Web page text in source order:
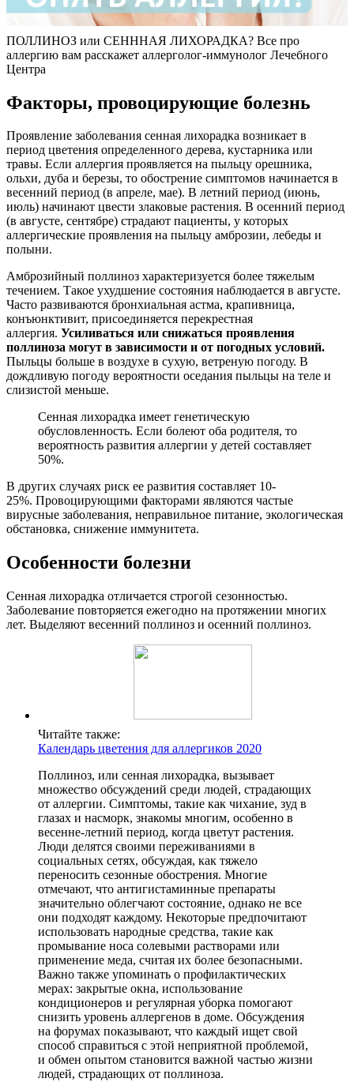
ПОЛЛИНОЗ или СЕНННАЯ ЛИХОРАДКА? Все про
аллергию вам расскажет аллерголог-иммунолог Лечебного
Центра
Факторы, провоцирующие болезнь
Проявление заболевания сенная лихорадка возникает в
период цветения определенного дерева, кустарника или
травы. Если аллергия проявляется на пыльцу орешника,
ольхи, дуба и березы, то обострение симптомов начинается в
весенний период (в апреле, мае). В летний период (июнь,
июль) начинают цвести злаковые растения. В осенний период
(в августе, сентябре) страдают пациенты, у которых
аллергические проявления на пыльцу амброзии, лебеды и
полыни.
Амброзийный поллиноз характеризуется более тяжелым
течением. Такое ухудшение состояния наблюдается в августе.
Часто развиваются бронхиальная астма, крапивница,
конъюнктивит, присоединяется перекрестная
аллергия. Усиливаться или снижаться проявления
поллиноза могут в зависимости и от погодных условий.
Пыльцы больше в воздухе в сухую, ветреную погоду. В
дождливую погоду вероятности оседания пыльцы на теле и
слизистой меньше.
Сенная лихорадка имеет генетическую
обусловленность. Если болеют оба родителя, то
вероятность развития аллергии у детей составляет
50%.
В других случаях риск ее развития составляет 10-
25%. Провоцирующими факторами являются частые
вирусные заболевания, неправильное питание, экологическая
обстановка, снижение иммунитета.
Особенности болезни
Сенная лихорадка отличается строгой сезонностью.
Заболевание повторяется ежегодно на протяжении многих
лет. Выделяют весенний поллиноз и осенний поллиноз.
Читайте также:
Календарь цветения для аллергиков 2020
Поллиноз, или сенная лихорадка, вызывает
множество обсуждений среди людей, страдающих
от аллергии. Симптомы, такие как чихание, зуд в
глазах и насморк, знакомы многим, особенно в
весенне-летний период, когда цветут растения.
Люди делятся своими переживаниями в
социальных сетях, обсуждая, как тяжело
переносить сезонные обострения. Многие
отмечают, что антигистаминные препараты
значительно облегчают состояние, однако не все
они подходят каждому. Некоторые предпочитают
использовать народные средства, такие как
промывание носа солевыми растворами или
применение меда, считая их более безопасными.
Важно также упоминать о профилактических
мерах: закрытые окна, использование
кондиционеров и регулярная уборка помогают
снизить уровень аллергенов в доме. Обсуждения
на форумах показывают, что каждый ищет свой
способ справиться с этой неприятной проблемой,
и обмен опытом становится важной частью жизни
людей, страдающих от поллиноза.